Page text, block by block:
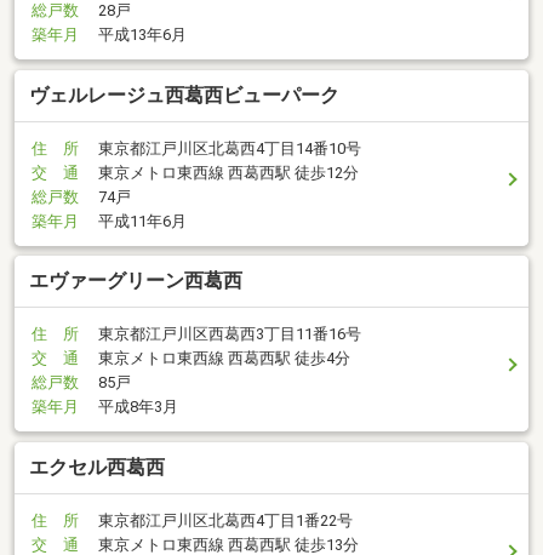
総戸数
28戸
築年月
平成13年6月
ヴェルレージュ西葛西ビューパーク
住 所
東京都江戸川区北葛西4丁目14番10号
交 通
東京メトロ東西線 西葛西駅 徒歩12分
総戸数
74戸
築年月
平成11年6月
エヴァーグリーン西葛西
住 所
東京都江戸川区西葛西3丁目11番16号
交 通
東京メトロ東西線 西葛西駅 徒歩4分
総戸数
85戸
築年月
平成8年3月
エクセル西葛西
住 所
東京都江戸川区北葛西4丁目1番22号
交 通
東京メトロ東西線 西葛西駅 徒歩13分